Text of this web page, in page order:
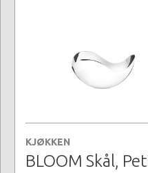
KJØKKEN
BLOOM Skål,